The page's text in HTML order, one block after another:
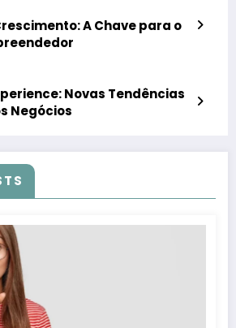
A Chave para o
Novas Tendências
Negócios